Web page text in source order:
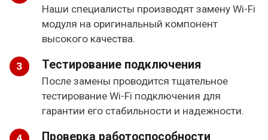
Наши специалисты производят замену Wi-Fi
модуля на оригинальный компонент
высокого качества.
Тестирование подключения
После замены проводится тщательное
тестирование Wi-Fi подключения для
гарантии его стабильности и надежности.
Проверка работоспособности